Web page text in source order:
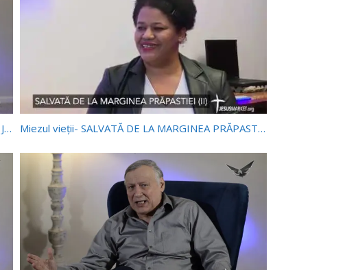
Viata ta ca prada de razboi- – Episodul 16- SĂ NU JUDECAȚI! Miezul vieții- SALVATĂ DE LA MARGINEA PRĂPASTIEI (II)- DANA DOBRE